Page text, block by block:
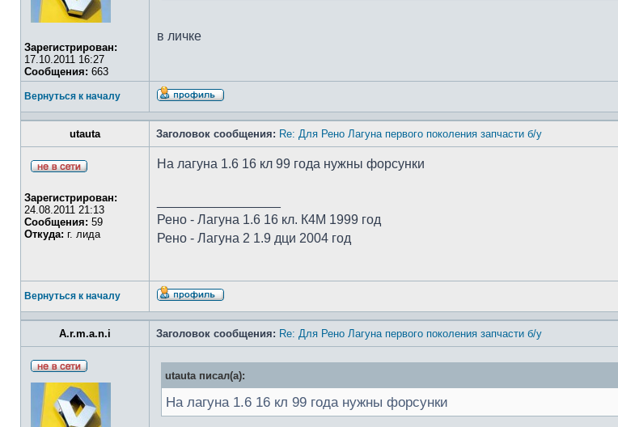
Зарегистрирован:
17.10.2011 16:27
Сообщения: 663
в личке
Вернуться к началу
utauta Заголовок сообщения: Re: Для Рено Лагуна первого поколения запчасти б/у
Зарегистрирован:
24.08.2011 21:13
Сообщения: 59
Откуда: г. лида
На лагуна 1.6 16 кл 99 года нужны форсунки
Рено - Лагуна 1.6 16 кл. К4М 1999 год
Рено - Лагуна 2 1.9 дци 2004 год
Вернуться к началу
A.r.m.a.n.i Заголовок сообщения: Re: Для Рено Лагуна первого поколения запчасти б/у
utauta писал(а):
На лагуна 1.6 16 кл 99 года нужны форсунки